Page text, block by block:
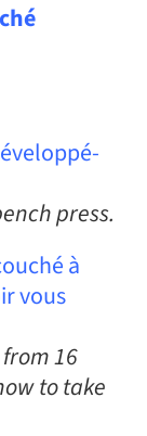
press.
à
vous
16
to take